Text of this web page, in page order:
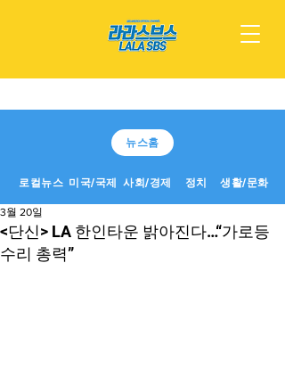
뉴스홈
로컬뉴스 미국/국제 사회/경제 정치 생활/문화
<단신> LA 한인타운 밝아진다…“가로등
수리 총력”
3월 20일